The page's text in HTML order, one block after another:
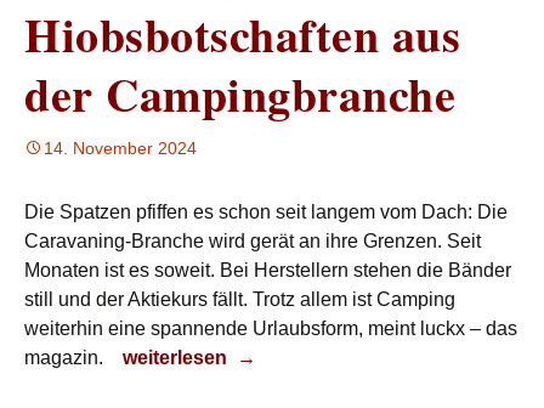
Hiobsbotschaften aus
der Campingbranche
14. November 2024
Die Spatzen pfiffen es schon seit langem vom Dach: Die
Caravaning-Branche wird gerät an ihre Grenzen. Seit
Monaten ist es soweit. Bei Herstellern stehen die Bänder
still und der Aktiekurs fällt. Trotz allem ist Camping
weiterhin eine spannende Urlaubsform, meint luckx – das
magazin.
Hiobsbotschaften aus der Campingbranche
weiterlesen →